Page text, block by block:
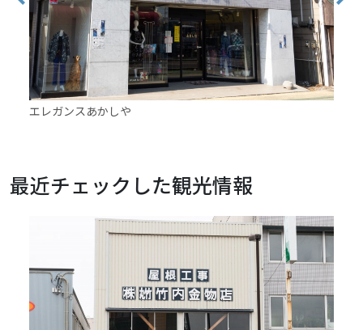
エレガンスあかしや
最近チェックした観光情報